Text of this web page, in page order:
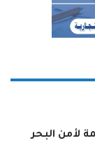
لأمن البحر